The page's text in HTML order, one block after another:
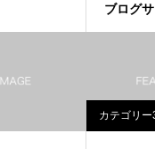
ブログ
カテゴリー